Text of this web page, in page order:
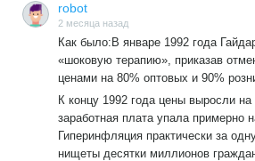
robot
2 месяца назад
Как было:В январе 1992 года
«шоковую терапию», приказав
ценами на 80% оптовых и 90%
К концу 1992 года цены выросли
заработная плата упала примерно
Гиперинфляция практически за
нищеты десятки миллионов